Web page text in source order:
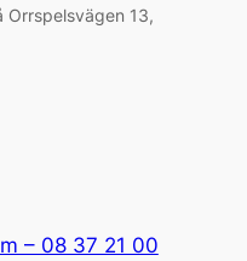
Orrspelsvägen 13,
– 08 37 21 00